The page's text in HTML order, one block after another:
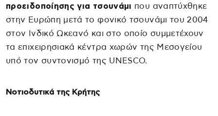
προειδοποίησης για τσουνάμι που αναπτύχθηκε
στην Ευρώπη μετά το φονικό τσουνάμι του 2004
στον Ινδικό Ωκεανό και στο οποίο συμμετέχουν
τα επιχειρησιακά κέντρα χωρών της Μεσογείου
υπό τον συντονισμό της UNESCO.
Νοτιοδυτικά της Κρήτης